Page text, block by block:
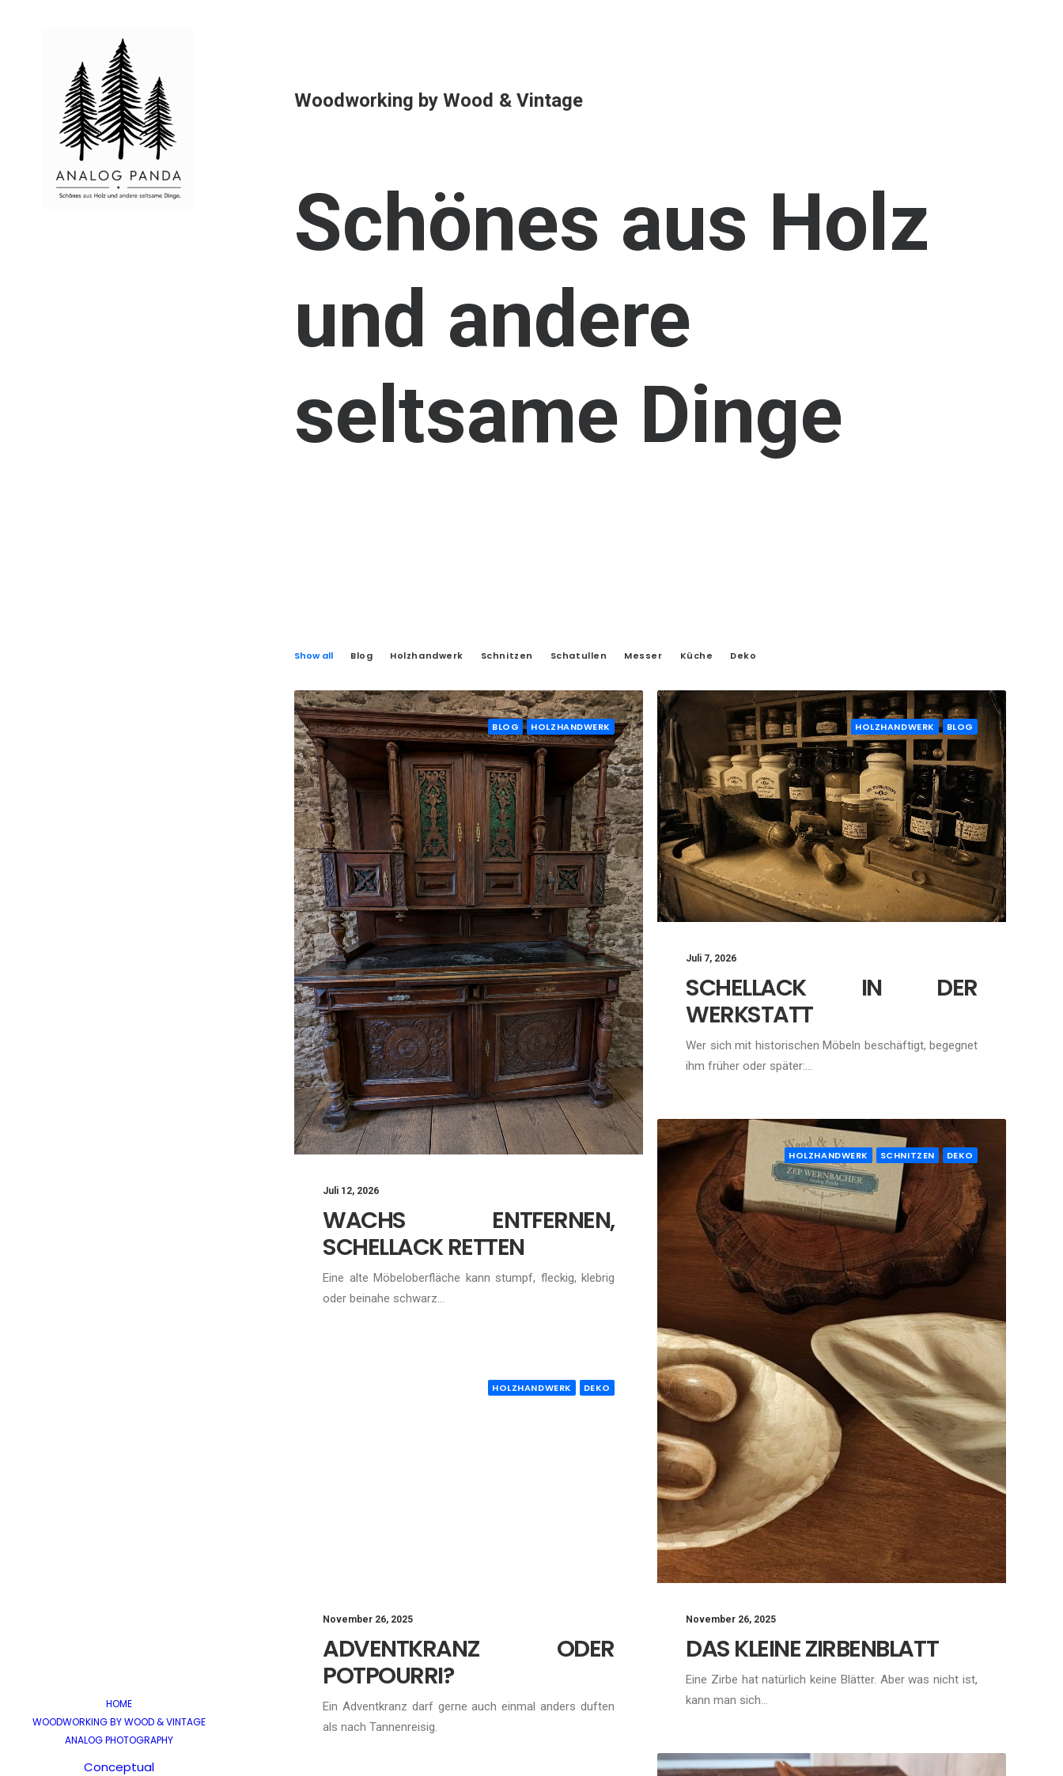
HOME
WOODWORKING BY WOOD & VINTAGE
ANALOG PHOTOGRAPHY
Conceptual
Woodworking by Wood & Vintage
Schönes aus Holz
und andere
seltsame Dinge
Show all Blog Holzhandwerk Schnitzen Schatullen Messer Küche Deko
BLOG HOLZHANDWERK
Juli 12, 2026
WACHS ENTFERNEN,
SCHELLACK RETTEN
Eine alte Möbeloberfläche kann stumpf, fleckig, klebrig
oder beinahe schwarz…
HOLZHANDWERK BLOG
Juli 7, 2026
SCHELLACK IN DER
WERKSTATT
Wer sich mit historischen Möbeln beschäftigt, begegnet
ihm früher oder später:…
HOLZHANDWERK SCHNITZEN DEKO
November 26, 2025
DAS KLEINE ZIRBENBLATT
Eine Zirbe hat natürlich keine Blätter. Aber was nicht ist,
kann man sich…
HOLZHANDWERK DEKO
November 26, 2025
ADVENTKRANZ ODER
POTPOURRI?
Ein Adventkranz darf gerne auch einmal anders duften
als nach Tannenreisig.